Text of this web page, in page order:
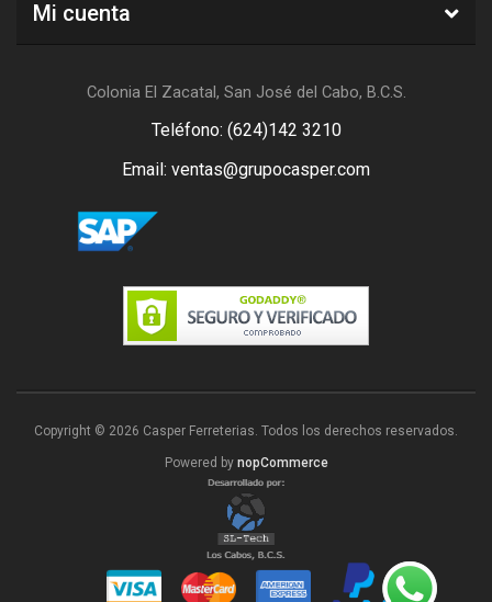
Mi cuenta
Colonia El Zacatal, San José del Cabo, B.C.S.
Teléfono: (624)142 3210
Email: ventas@grupocasper.com
Copyright © 2026 Casper Ferreterias. Todos los derechos reservados.
Powered by nopCommerce